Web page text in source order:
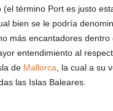
término Port es justo
bien se le podría
más encantadores
entendimiento al
de Mallorca, la cual a su
las Islas Baleares.